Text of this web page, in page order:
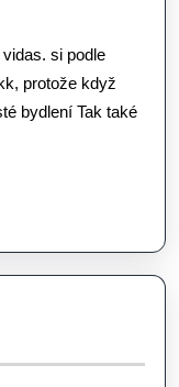
si podle
protože když
bydlení Tak také